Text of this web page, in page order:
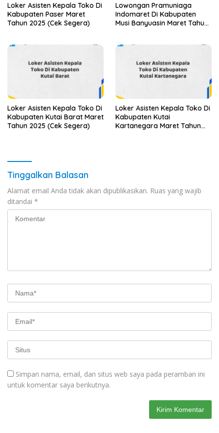
Loker Asisten Kepala Toko Di
Kabupaten Paser Maret
Tahun 2025 (Cek Segera)
Lowongan Pramuniaga
Indomaret Di Kabupaten
Musi Banyuasin Maret Tahun
Loker Asisten Kepala Toko Di
Kabupaten Kutai Barat Maret
Tahun 2025 (Cek Segera)
Loker Asisten Kepala Toko Di
Kabupaten Kutai
Kartanegara Maret Tahun
Tinggalkan Balasan
Alamat email Anda tidak akan dipublikasikan. Ruas yang wajib
ditandai *
Simpan nama, email, dan situs web saya pada peramban ini
untuk komentar saya berikutnya.